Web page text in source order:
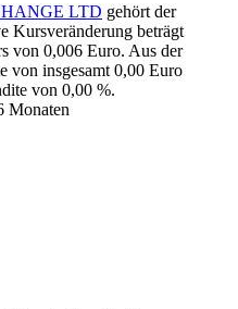
LTD gehört der
Kursveränderung beträgt
von 0,006 Euro. Aus der
von insgesamt 0,00 Euro
von 0,00 %.
Monaten